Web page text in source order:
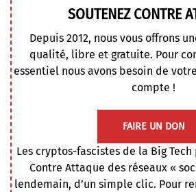
SOUTENEZ CONTRE
Depuis 2012, nous vous offrons
qualité, libre et gratuite. Pour
essentiel nous avons besoin de
compte !
FAIRE UN DON
Les cryptos-fascistes de la Big
Contre Attaque des réseaux «
lendemain, d’un simple clic. Pour